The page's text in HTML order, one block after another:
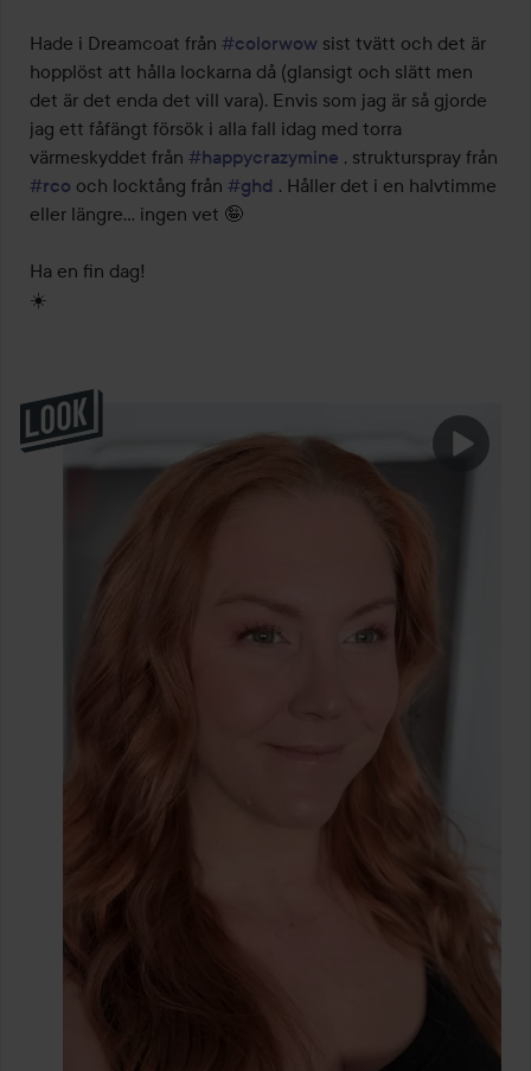
Hade i Dreamcoat från #colorwow sist tvätt och det är
hopplöst att hålla lockarna då (glansigt och slätt men
det är det enda det vill vara). Envis som jag är så gjorde
jag ett fåfängt försök i alla fall idag med torra
värmeskyddet från #happycrazymine
#rco och locktång från #ghd . Håller det i en halvtimme
eller längre… ingen vet 🤪
Ha en fin dag!
☀️